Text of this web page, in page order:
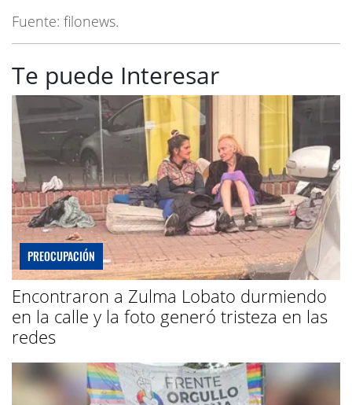
Fuente: filonews.
Te puede Interesar
PREOCUPACIÓN
Encontraron a Zulma Lobato durmiendo
en la calle y la foto generó tristeza en las
redes